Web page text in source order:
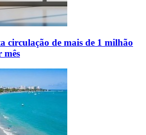
circulação de mais de 1 milhão
mês